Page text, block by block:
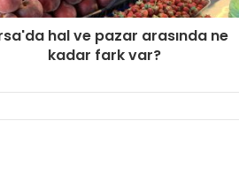
hal ve pazar arasında ne
kadar fark var?